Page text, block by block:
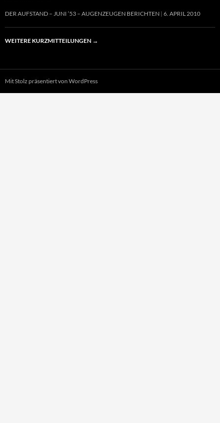
DER AUFSTAND – JUNI ’53 – AUGENZEUGEN BERICHTEN 6. APRIL 2010
WEITERE KURZMITTEILUNGEN →
Mit Stolz präsentiert von WordPress